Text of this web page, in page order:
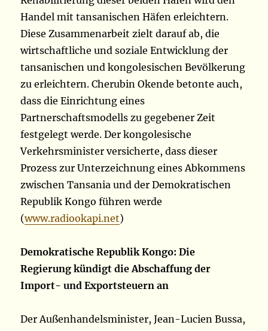
Handel mit tansanischen Häfen erleichtern.
Diese Zusammenarbeit zielt darauf ab, die
wirtschaftliche und soziale Entwicklung der
tansanischen und kongolesischen Bevölkerung
zu erleichtern. Cherubin Okende betonte auch,
dass die Einrichtung eines
Partnerschaftsmodells zu gegebener Zeit
festgelegt werde. Der kongolesische
Verkehrsminister versicherte, dass dieser
Prozess zur Unterzeichnung eines Abkommens
zwischen Tansania und der Demokratischen
Republik Kongo führen werde
(www.radiookapi.net)
Demokratische Republik Kongo: Die
Regierung kündigt die Abschaffung der
Import- und Exportsteuern an
Der Außenhandelsminister, Jean-Lucien Bussa,